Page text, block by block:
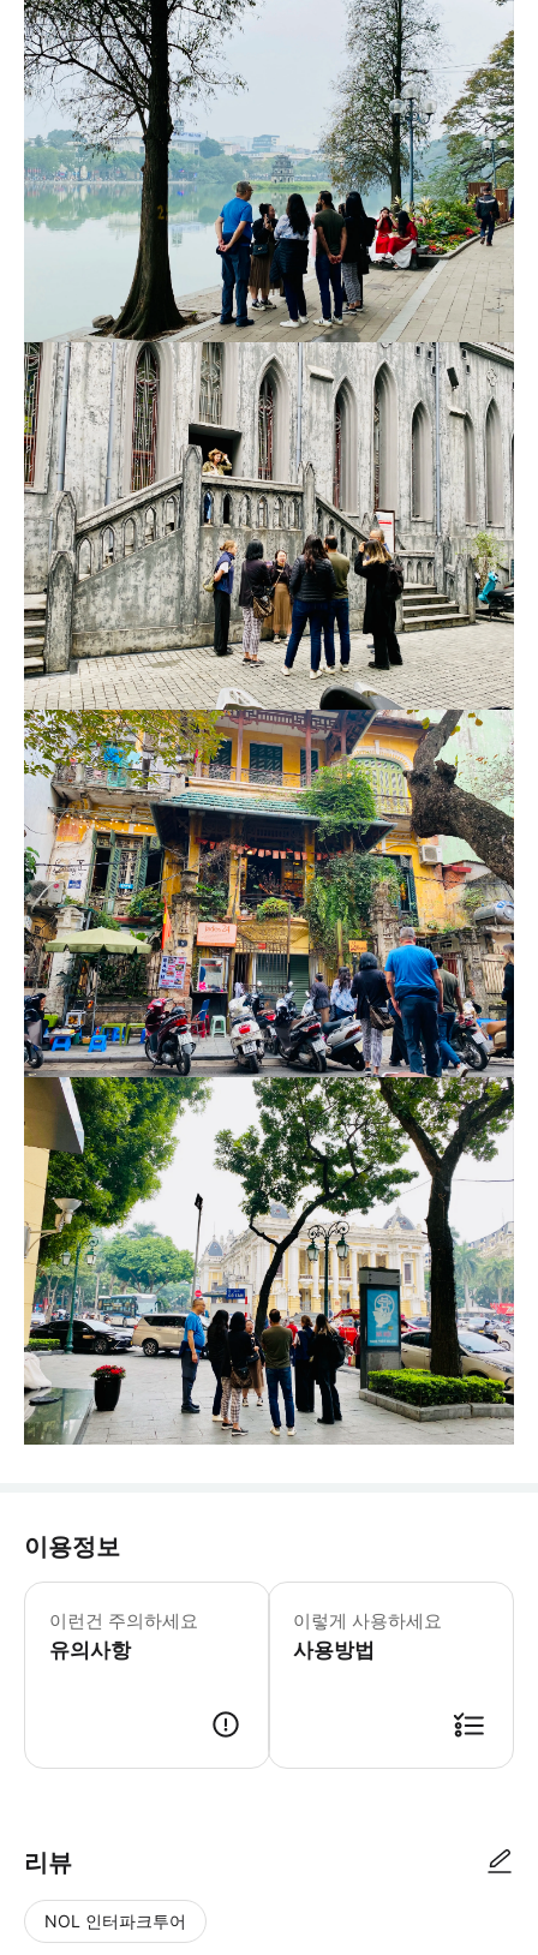
이용정보
이런건 주의하세요
유의사항
* 본 체험은 날씨와 상관없이 진행되
이렇게 사용하세요
사용방법
리뷰
NOL 인터파크투어